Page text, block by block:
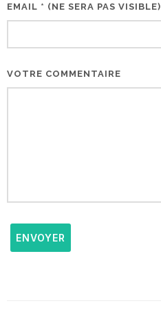
EMAIL * (NE SERA PAS VISIBLE)
VOTRE COMMENTAIRE
ENVOYER